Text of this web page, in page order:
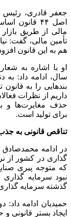
جعفر قادری، رئیس
اصل ۴۴
مالی از طریق
تأمین مالی، گفت:
هم به این قانون
او با اشاره به
سال، ادامه داد: به
بند‌هایی را به
داریم از نظرات
حذف مغایرت‌ها و
برای تولید است.
تناقص قانونی به
در ادامه محمدصادق
گذاری در کشور از
که متوجه پیری
گذشته سرمایه گذاری
حمیدیان ادامه
ایجاد بستر قانونی